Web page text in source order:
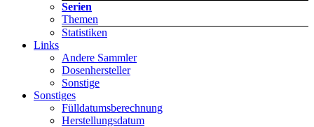
Serien
Themen
Statistiken
Links
Andere Sammler
Dosenhersteller
Sonstige
Sonstiges
Fülldatumsberechnung
Herstellungsdatum